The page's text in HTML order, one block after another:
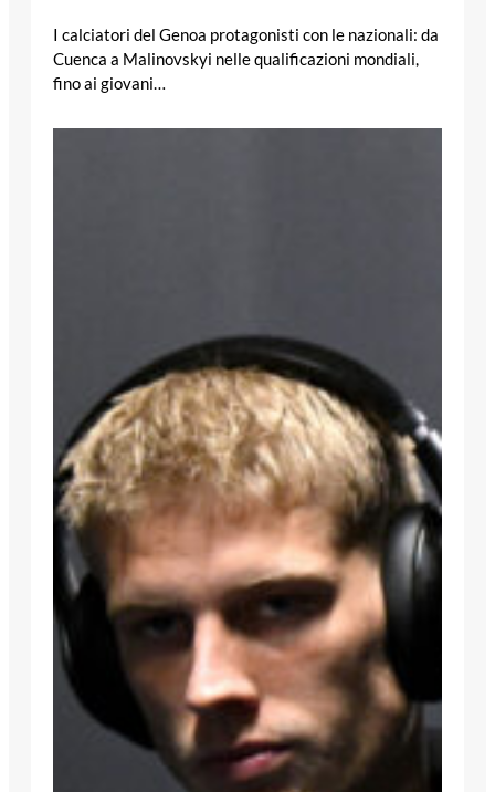
I calciatori del Genoa protagonisti con le nazionali: da
Cuenca a Malinovskyi nelle qualificazioni mondiali,
fino ai giovani…